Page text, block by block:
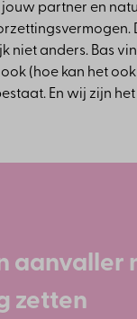
jouw partner en
niet anders. Bas
(hoe kan het
En wij zijn
aanvaller
zetten